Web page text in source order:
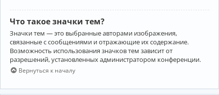
Что такое значки тем?
Значки тем — это выбранные авторами изображения,
связанные с сообщениями и отражающие их содержание.
Возможность использования значков тем зависит от
разрешений, установленных администратором конференции.
Вернуться к началу